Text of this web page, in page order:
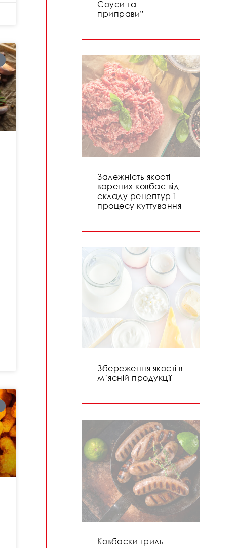
Соуси та
приправи”
Залежність якості
варених ковбас від
складу рецептур і
процесу куттування
Збереження якості в
м’ясній продукції
Ковбаски гриль